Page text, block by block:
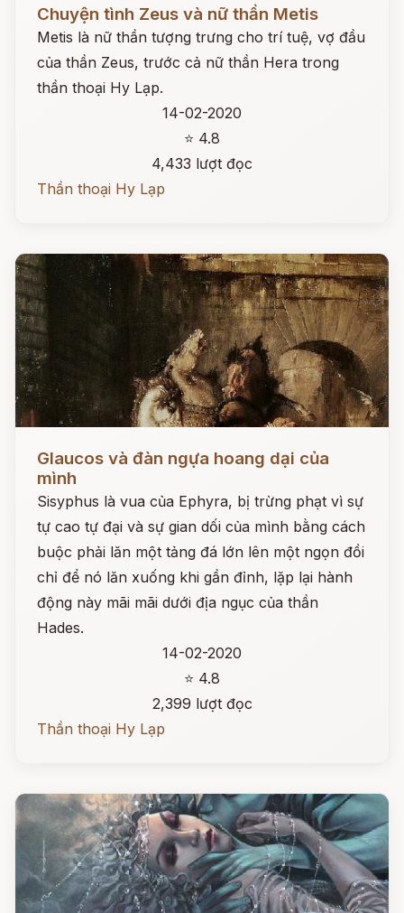
Chuyện tình Zeus và nữ thần Metis
Metis là nữ thần tượng trưng cho trí tuệ, vợ đầu
của thần Zeus, trước cả nữ thần Hera trong
thần thoại Hy Lạp.
14-02-2020
⭐ 4.8
4,433 lượt đọc
Thần thoại Hy Lạp
Glaucos và đàn ngựa hoang dại của
mình
Sisyphus là vua của Ephyra, bị trừng phạt vì sự
tự cao tự đại và sự gian dối của mình bằng cách
buộc phải lăn một tảng đá lớn lên một ngọn đồi
chỉ để nó lăn xuống khi gần đỉnh, lặp lại hành
động này mãi mãi dưới địa ngục của thần
Hades.
14-02-2020
⭐ 4.8
2,399 lượt đọc
Thần thoại Hy Lạp